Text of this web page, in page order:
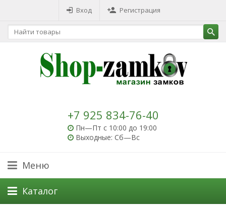
Вход Регистрация
+7 925 834-76-40
Пн—Пт с 10:00 до 19:00
Выходные: Сб—Вс
Меню
Каталог